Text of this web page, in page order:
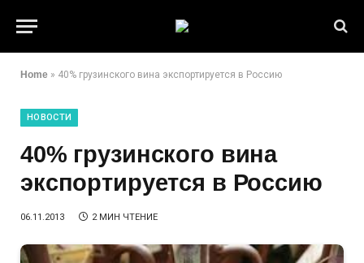
Home » 40% грузинского вина экспортируется в Россию
НОВОСТИ
40% грузинского вина
экспортируется в Россию
06.11.2013 2 МИН ЧТЕНИЕ